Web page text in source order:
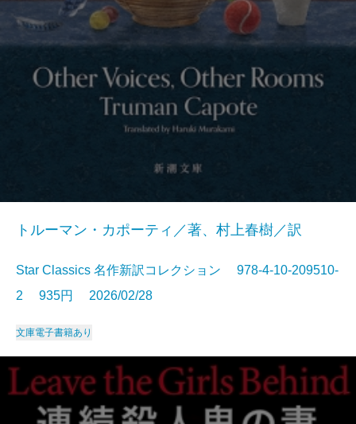
トルーマン・カポーティ／著、村上春樹／訳
Star Classics 名作新訳コレクション 978-4-10-209510-
2 935円 2026/02/28
文庫電子書籍あり